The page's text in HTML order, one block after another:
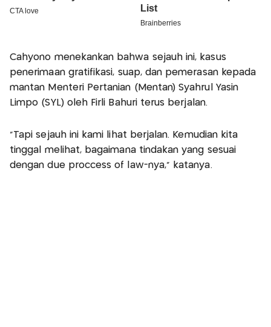
Cahyono menekankan bahwa sejauh ini, kasus
penerimaan gratifikasi, suap, dan pemerasan kepada
mantan Menteri Pertanian (Mentan) Syahrul Yasin
Limpo (SYL) oleh Firli Bahuri terus berjalan.
"Tapi sejauh ini kami lihat berjalan. Kemudian kita
tinggal melihat, bagaimana tindakan yang sesuai
dengan due proccess of law-nya," katanya.